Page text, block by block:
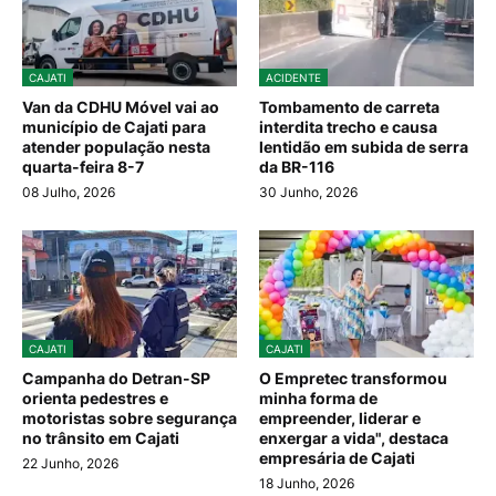
CAJATI
Van da CDHU Móvel vai ao
município de Cajati para
atender população nesta
quarta-feira 8-7
08 Julho, 2026
ACIDENTE
Tombamento de carreta
interdita trecho e causa
lentidão em subida de serra
da BR-116
30 Junho, 2026
CAJATI
Campanha do Detran-SP
orienta pedestres e
motoristas sobre segurança
no trânsito em Cajati
22 Junho, 2026
CAJATI
O Empretec transformou
minha forma de
empreender, liderar e
enxergar a vida", destaca
empresária de Cajati
18 Junho, 2026